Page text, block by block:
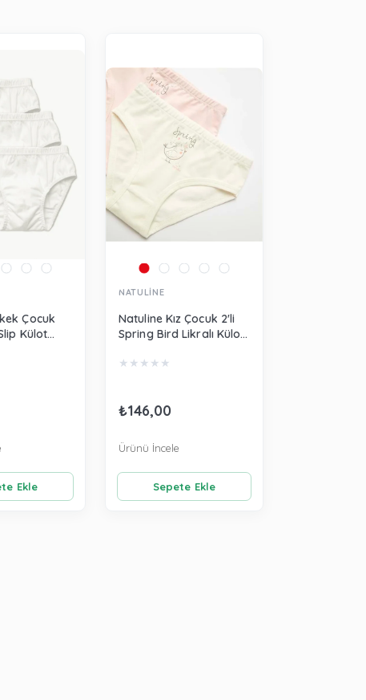
Çocuk
Külot
Ekle
NATULİNE
Natuline Kız Çocuk 2'li
Spring Bird Likralı Külot
★ ★ ★ ★ ★
₺146,00
Sepete Ekle
Ürünü İncele